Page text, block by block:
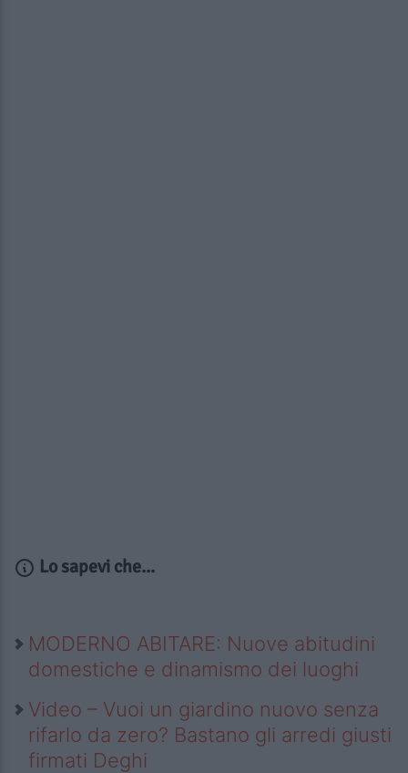
Lo sapevi che...
MODERNO ABITARE: Nuove abitudini
domestiche e dinamismo dei luoghi
Video – Vuoi un giardino nuovo senza
rifarlo da zero? Bastano gli arredi giusti
firmati Deghi